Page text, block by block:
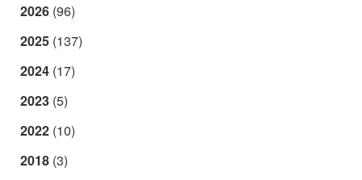
2026 (96)
2025 (137)
2024 (17)
2023 (5)
2022 (10)
2018 (3)